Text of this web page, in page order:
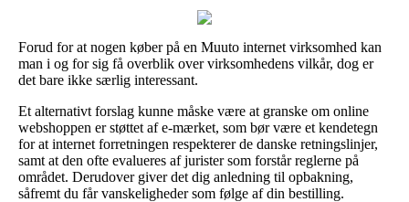
Forud for at nogen køber på en Muuto internet virksomhed kan
man i og for sig få overblik over virksomhedens vilkår, dog er
det bare ikke særlig interessant.
Et alternativt forslag kunne måske være at granske om online
webshoppen er støttet af e-mærket, som bør være et kendetegn
for at internet forretningen respekterer de danske retningslinjer,
samt at den ofte evalueres af jurister som forstår reglerne på
området. Derudover giver det dig anledning til opbakning,
såfremt du får vanskeligheder som følge af din bestilling.